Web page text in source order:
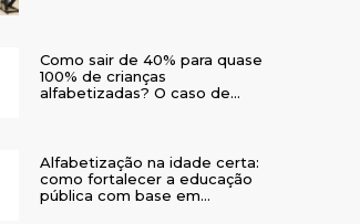
Como sair de 40% para quase
100% de crianças
alfabetizadas? O caso de
Alfabetização na idade certa:
como fortalecer a educação
pública com base em